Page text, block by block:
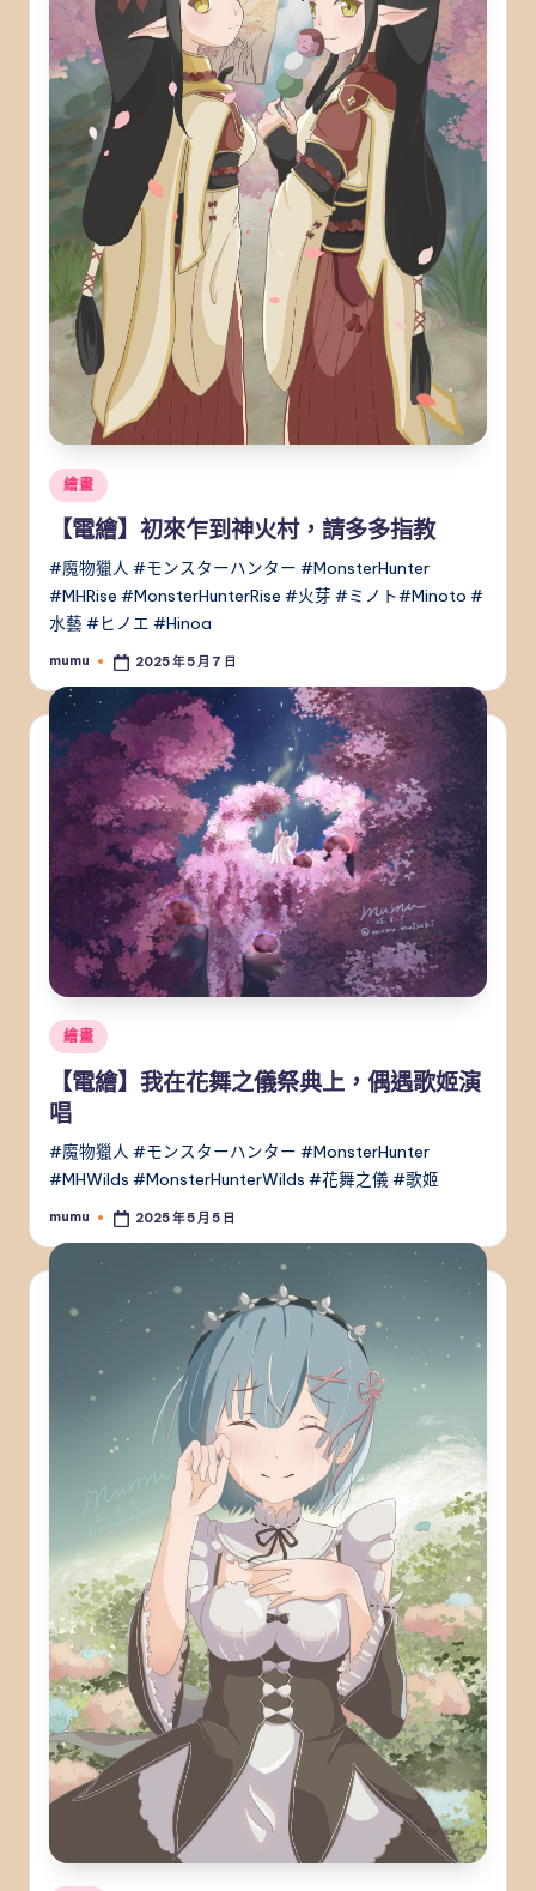
Posted
in
繪畫
【電繪】初來乍到神火村，請多多指教
#魔物獵人 #モンスターハンター #MonsterHunter
#MHRise #MonsterHunterRise #火芽 #ミノト#Minoto #
水藝 #ヒノエ #Hinoa
Posted
mumu 2025 年 5 月 7 日
Posted
in
繪畫
【電繪】我在花舞之儀祭典上，偶遇歌姬演
唱
#魔物獵人 #モンスターハンター #MonsterHunter
#MHWilds #MonsterHunterWilds #花舞之儀 #歌姬
Posted
mumu 2025 年 5 月 5 日